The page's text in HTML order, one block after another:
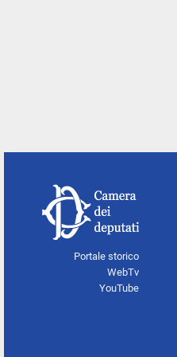
Portale storico
WebTv
YouTube